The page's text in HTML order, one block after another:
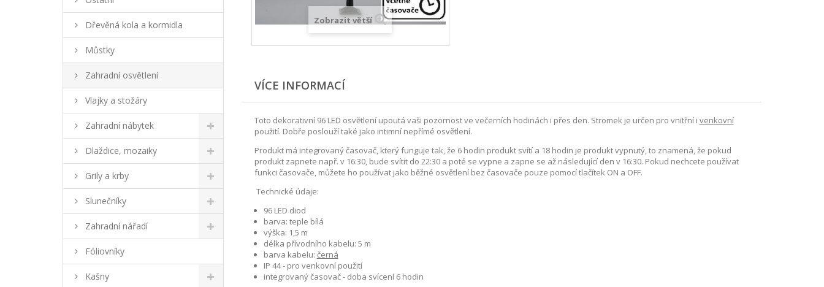
Dřevěná kola a kormidla
Můstky
Zahradní osvětlení
Vlajky a stožáry
Zahradní nábytek
Dlaždice, mozaiky
Grily a krby
Slunečníky
Zahradní nářadí
Fóliovníky
Kašny
Zobrazit větší
VÍCE INFORMACÍ
Toto dekorativní 96 LED osvětlení upoutá vaši pozornost ve večerních hodinách i přes den. Stromek je určen pro vnitřní i venkovní
použití. Dobře poslouží také jako intimní nepřímé osvětlení.
Produkt má integrovaný časovač, který funguje tak, že 6 hodin produkt svítí a 18 hodin je produkt vypnutý, to znamená, že pokud
produkt zapnete např. v 16:30, bude svítit do 22:30 a poté se vypne a zapne se až následující den v 16:30. Pokud nechcete používat
funkci časovače, můžete ho používat jako běžné osvětlení bez časovače pouze pomocí tlačítek ON a OFF.
Technické údaje:
96 LED diod
barva: teple bílá
výška: 1,5 m
délka přívodního kabelu: 5 m
barva kabelu: černá
IP 44 - pro venkovní použití
integrovaný časovač - doba svícení 6 hodin